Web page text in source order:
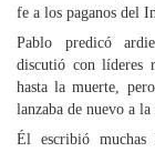
fe a los paganos del
Pablo predicó
discutió con líderes
hasta la muerte,
lanzaba de nuevo a la
Él escribió muchas